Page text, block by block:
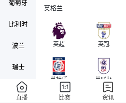
葡萄牙
比利时
波兰
瑞士
奥地利
英格兰
英超 英冠
英社盾 英联杯
直播 比赛 资讯